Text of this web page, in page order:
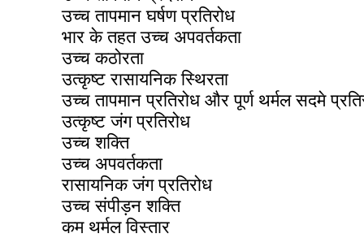
उच्च तापमान घर्षण प्रतिरोध
भार के तहत उच्च अपवर्तकता
उच्च कठोरता
उत्कृष्ट रासायनिक स्थिरता
उच्च तापमान प्रतिरोध और पूर्ण थर्मल सदमे
उत्कृष्ट जंग प्रतिरोध
उच्च शक्ति
उच्च अपवर्तकता
रासायनिक जंग प्रतिरोध
उच्च संपीड़न शक्ति
कम थर्मल विस्तार